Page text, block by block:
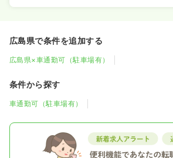
広島県で条件を追加する
広島県×車通勤可（駐車場有）
条件から探す
車通勤可（駐車場有）